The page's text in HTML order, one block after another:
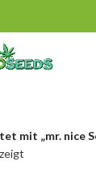
mit „mr. nice